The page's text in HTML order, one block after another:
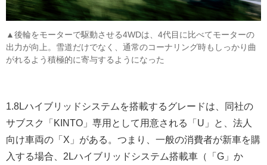
▲後輪をモーターで駆動させる4WDは、4代目に比べてモーターの
出力が向上。雪道だけでなく、通常のコーナリング時もしっかり曲
がれるよう積極的に寄与するようになった
1.8Lハイブリッドシステムを搭載するグレードは、同社の
サブスク「KINTO」専用として用意される「U」と、法人
向け車両の「X」がある。つまり、一般の消費者が新車を購
入する場合、2Lハイブリッドシステム搭載車（「G」か